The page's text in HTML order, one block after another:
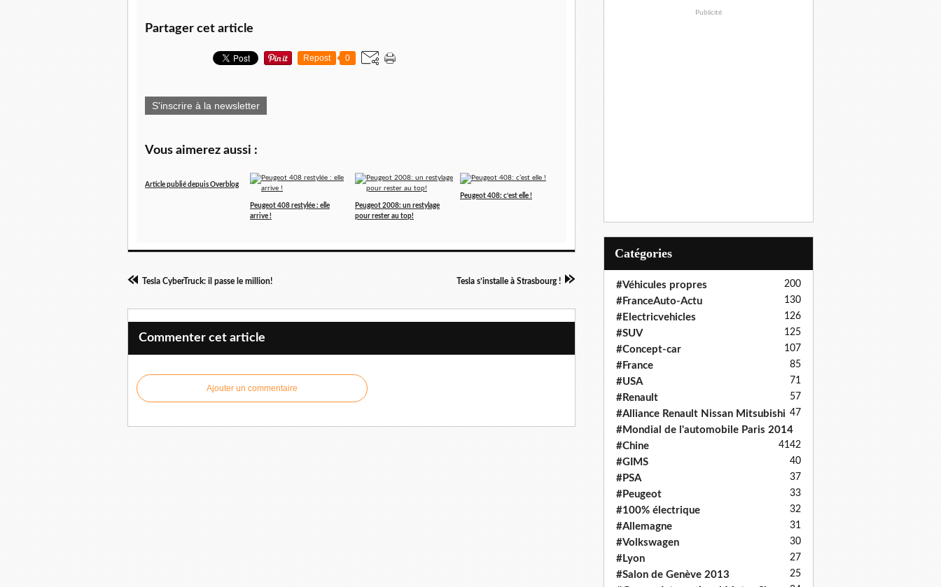
Partager cet article
Repost 0
S'inscrire à la newsletter
Vous aimerez aussi :
Article publié depuis Overblog
Peugeot 408 restylée : elle
arrive !
Peugeot 2008: un restylage
pour rester au top!
Peugeot 408: c’est elle !
Tesla CyberTruck: il passe le million! Tesla s’installe à Strasbourg !
Commenter cet article
Ajouter un commentaire
Publicité
Catégories
#Véhicules propres 200
#FranceAuto-Actu 130
#Electricvehicles 126
#SUV 125
#Concept-car 107
#France 85
#USA 71
#Renault 57
#Alliance Renault Nissan Mitsubishi 47
#Mondial de l'automobile Paris 2014
42
#Chine 41
#GIMS 40
#PSA 37
#Peugeot 33
#100% électrique 32
#Allemagne 31
#Volkswagen 30
#Lyon 27
#Salon de Genève 2013 25